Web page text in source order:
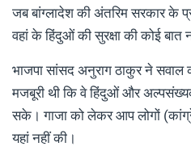
जब बांग्लादेश की अंतरिम सरकार के
वहां के हिंदुओं की सुरक्षा की कोई बात
भाजपा सांसद अनुराग ठाकुर ने सवाल
मजबूरी थी कि वे हिंदुओं और
सके। गाजा को लेकर आप लोगों
यहां नहीं की।